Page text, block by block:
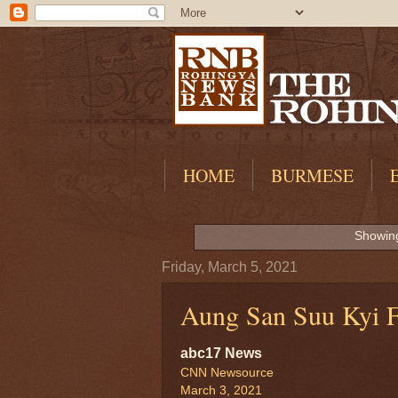
HOME BURMESE
Friday, March 5, 2021
Aung San Suu Kyi
abc17 News
CNN Newsource
March 3, 2021